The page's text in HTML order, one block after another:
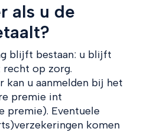
als u de
blijft bestaan: u blijft
recht op zorg.
kan u aanmelden bij het
premie int
premie). Eventuele
komen